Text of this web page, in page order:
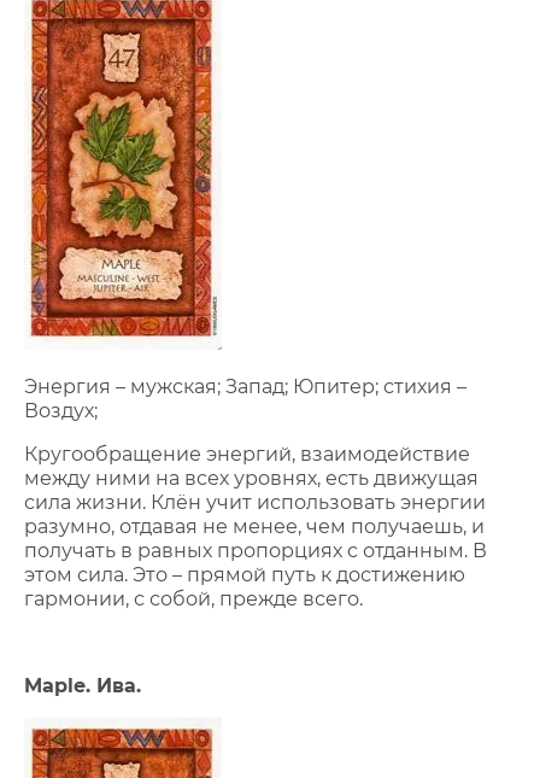
Энергия – мужская; Запад; Юпитер; стихия –
Воздух;
Кругообращение энергий, взаимодействие
между ними на всех уровнях, есть движущая
сила жизни. Клён учит использовать энергии
разумно, отдавая не менее, чем получаешь, и
получать в равных пропорциях с отданным. В
этом сила. Это – прямой путь к достижению
гармонии, с собой, прежде всего.
Maple. Ива.